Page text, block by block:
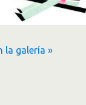
la galería »